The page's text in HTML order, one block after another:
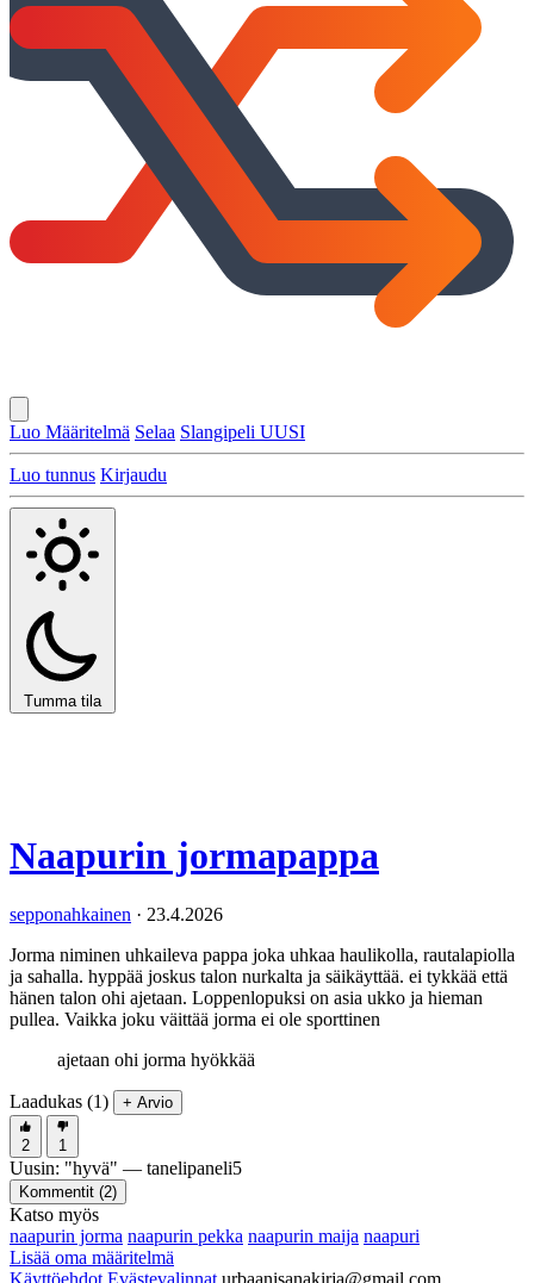
Luo Määritelmä Selaa Slangipeli UUSI
Luo tunnus Kirjaudu
Tumma tila
Naapurin jormapappa
sepponahkainen · 23.4.2026
Jorma niminen uhkaileva pappa joka uhkaa haulikolla, rautalapiolla
ja sahalla. hyppää joskus talon nurkalta ja säikäyttää. ei tykkää että
hänen talon ohi ajetaan. Loppenlopuksi on asia ukko ja hieman
pullea. Vaikka joku väittää jorma ei ole sporttinen
ajetaan ohi jorma hyökkää
Laadukas (1) + Arvio
2 1
Uusin: "hyvä" — tanelipaneli5
Kommentit (2)
Katso myös
naapurin jorma naapurin pekka naapurin maija naapuri
Lisää oma määritelmä
Käyttöehdot Evästevalinnat urbaanisanakirja@gmail.com